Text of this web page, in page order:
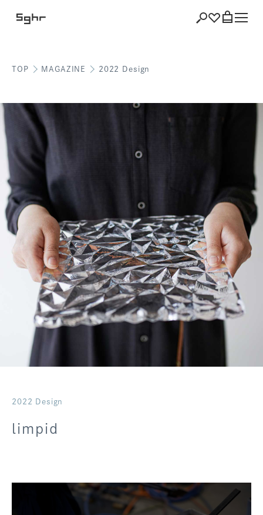
ショッピング バッグを見る
ポイント
お気に入り
ログアウト
TOP MAGAZINE 2022 Design
2022 Design
limpid